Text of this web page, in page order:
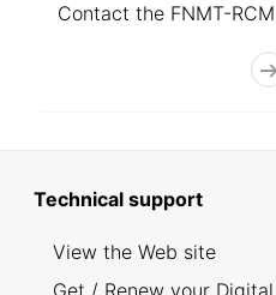
Contact the FNMT-
Technical support
View the Web site
Get / Renew your